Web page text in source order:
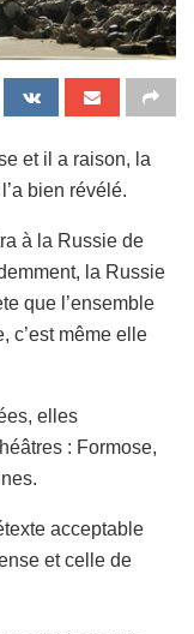
et il a raison, la
bien révélé.
à la Russie de
la Russie
que l’ensemble
c’est même elle
elles
: Formose,
acceptable
et celle de